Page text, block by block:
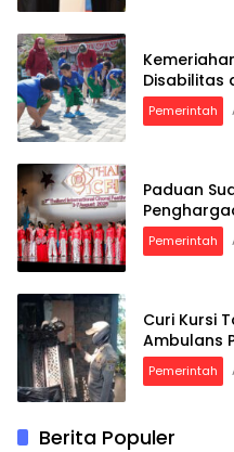
Disabilitas
Pemerintah
Paduan
Pemerintah
Curi Kursi
Ambulans
Pemerintah
Berita Populer